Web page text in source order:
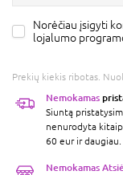
Norėčiau įsigyti
lojalumo
Prekių kiekis ribotas.
Nemokamas
Siuntą
nenurodyta
60 eur ir daugiau.
Nemokamas